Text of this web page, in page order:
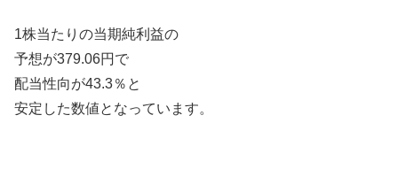
1株当たりの当期純利益の
予想が379.06円で
配当性向が43.3％と
安定した数値となっています。